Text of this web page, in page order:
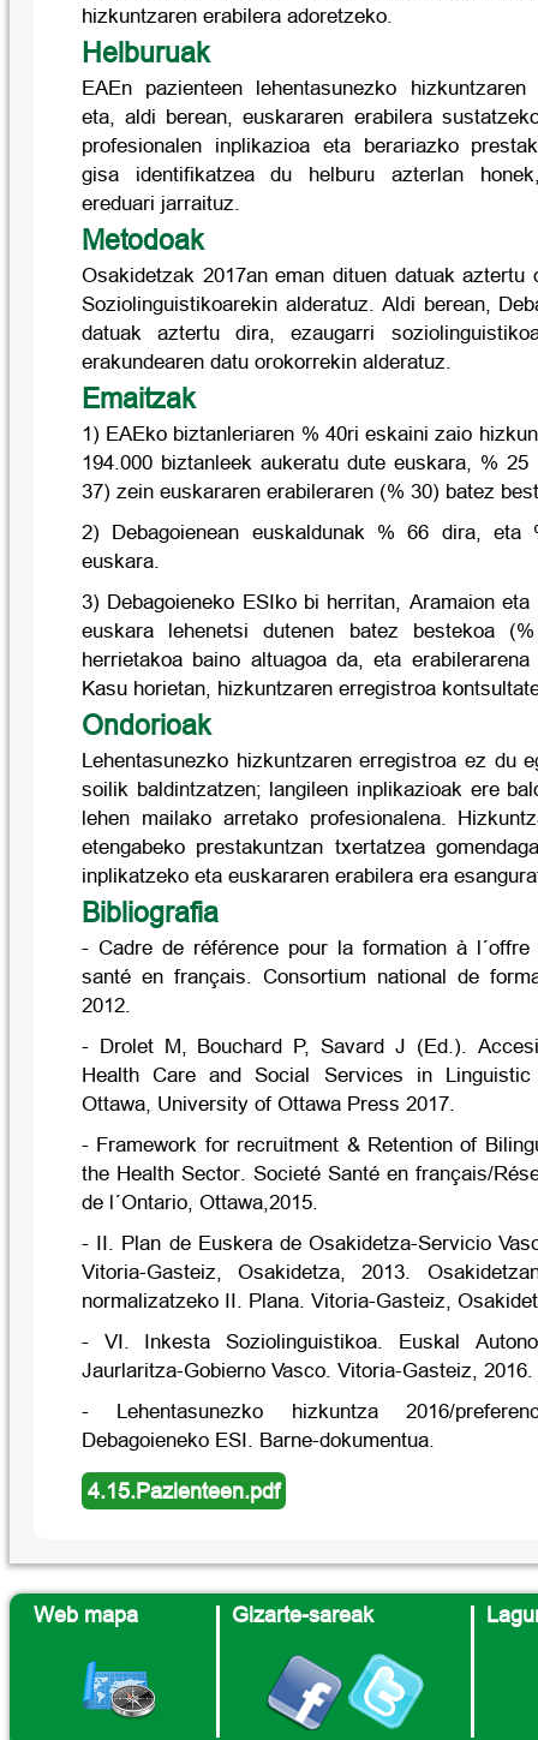
hizkuntzaren erabilera adoretzeko.
Helburuak
EAEn pazienteen lehentasunezko
eta, aldi berean, euskararen erabilera
profesionalen inplikazioa eta berariazko
gisa identifikatzea du helburu azterlan
ereduari jarraituz.
Metodoak
Osakidetzak 2017an eman dituen datuak aztertu
Soziolinguistikoarekin alderatuz. Aldi berean,
datuak aztertu dira, ezaugarri
erakundearen datu orokorrekin alderatuz.
Emaitzak
1) EAEko biztanleriaren % 40ri eskaini zaio
194.000 biztanleek aukeratu dute euskara, % 25
37) zein euskararen erabileraren (% 30) batez
2) Debagoienean euskaldunak % 66 dira, eta
euskara.
3) Debagoieneko ESIko bi herritan, Aramaion
euskara lehenetsi dutenen batez bestekoa
herrietakoa baino altuagoa da, eta
Kasu horietan, hizkuntzaren erregistroa
Ondorioak
Lehentasunezko hizkuntzaren erregistroa ez du
soilik baldintzatzen; langileen inplikazioak ere
lehen mailako arretako profesionalena.
etengabeko prestakuntzan txertatzea
inplikatzeko eta euskararen erabilera era
Bibliografia
- Cadre de référence pour la formation à
santé en français. Consortium national de
2012.
- Drolet M, Bouchard P, Savard J (Ed.).
Health Care and Social Services in Linguistic
Ottawa, University of Ottawa Press 2017.
- Framework for recruitment & Retention of
the Health Sector. Societé Santé en français/
de l´Ontario, Ottawa,2015.
- II. Plan de Euskera de Osakidetza-Servicio
Vitoria-Gasteiz, Osakidetza, 2013.
normalizatzeko II. Plana. Vitoria-Gasteiz,
- VI. Inkesta Soziolinguistikoa. Euskal
Jaurlaritza-Gobierno Vasco. Vitoria-Gasteiz, 2016.
- Lehentasunezko hizkuntza 2016/
Debagoieneko ESI. Barne-dokumentua.
4.15.Pazienteen.pdf
Web mapa Gizarte-sareak